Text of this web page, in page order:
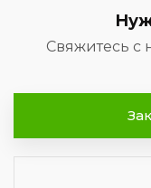
Свяжитесь с